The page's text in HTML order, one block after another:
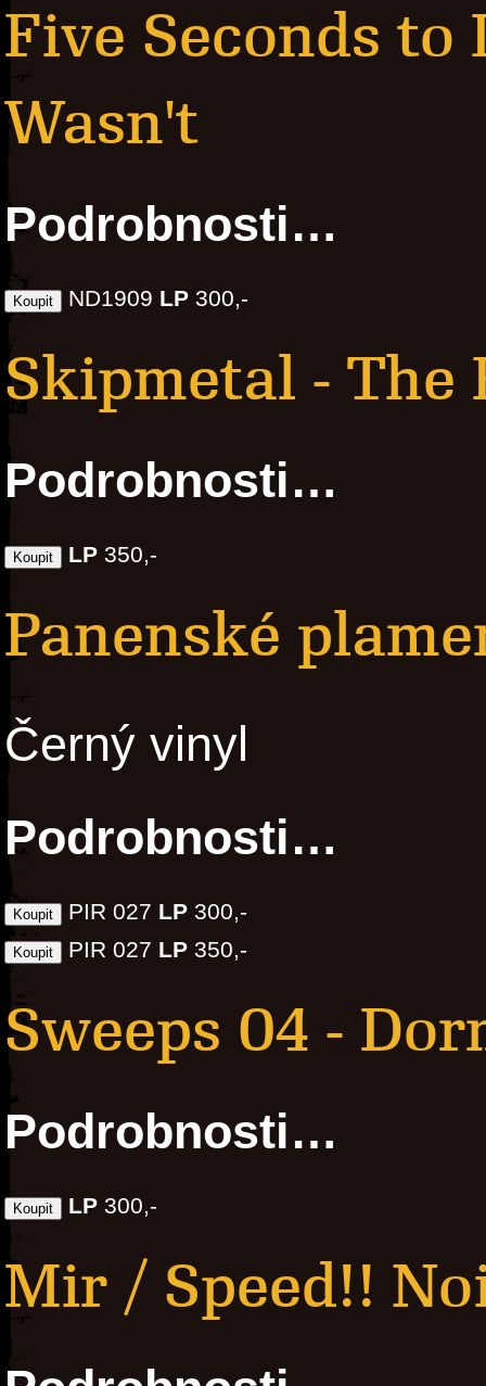
Five Seconds to
Wasn't
Podrobnosti…
ND1909 LP 300,-
Skipmetal - The
Podrobnosti…
LP 350,-
Panenské
Černý vinyl
Podrobnosti…
PIR 027 LP 300,-
PIR 027 LP 350,-
Sweeps 04 -
Podrobnosti…
LP 300,-
Mir / Speed!!